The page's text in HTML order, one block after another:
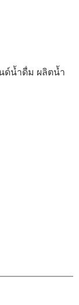
ด์น้ำดื่ม ผลิตน้ำ